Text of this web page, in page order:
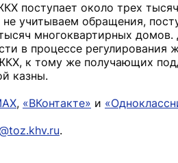
поступает около трех
учитываем обращения,
многоквартирных
в процессе
к тому же получающих
казны.
, «ВКонтакте» и
.